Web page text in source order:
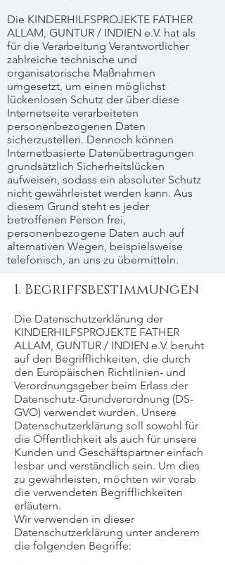
Die KINDERHILFSPROJEKTE FATHER
ALLAM, GUNTUR / INDIEN e.V. hat als
für die Verarbeitung Verantwortlicher
zahlreiche technische und
organisatorische Maßnahmen
umgesetzt, um einen möglichst
lückenlosen Schutz der über diese
Internetseite verarbeiteten
personenbezogenen Daten
sicherzustellen. Dennoch können
Internetbasierte Datenübertragungen
grundsätzlich Sicherheitslücken
aufweisen, sodass ein absoluter Schutz
nicht gewährleistet werden kann. Aus
diesem Grund steht es jeder
betroffenen Person frei,
personenbezogene Daten auch auf
alternativen Wegen, beispielsweise
telefonisch, an uns zu übermitteln.
1. Begriffsbestimmungen
Die Datenschutzerklärung der
KINDERHILFSPROJEKTE FATHER
ALLAM, GUNTUR / INDIEN e.V. beruht
auf den Begrifflichkeiten, die durch
den Europäischen Richtlinien- und
Verordnungsgeber beim Erlass der
Datenschutz-Grundverordnung (DS-
GVO) verwendet wurden. Unsere
Datenschutzerklärung soll sowohl für
die Öffentlichkeit als auch für unsere
Kunden und Geschäftspartner einfach
lesbar und verständlich sein. Um dies
zu gewährleisten, möchten wir vorab
die verwendeten Begrifflichkeiten
erläutern.
Wir verwenden in dieser
Datenschutzerklärung unter anderem
die folgenden Begriffe: